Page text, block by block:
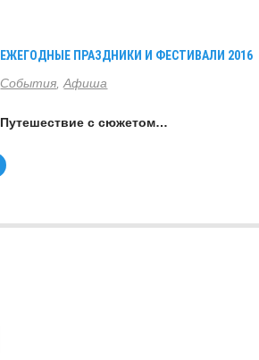
ЕЖЕГОДНЫЕ ПРАЗДНИКИ И ФЕСТИВАЛИ 2016
События ,Афиша
Путешествие с сюжетом…